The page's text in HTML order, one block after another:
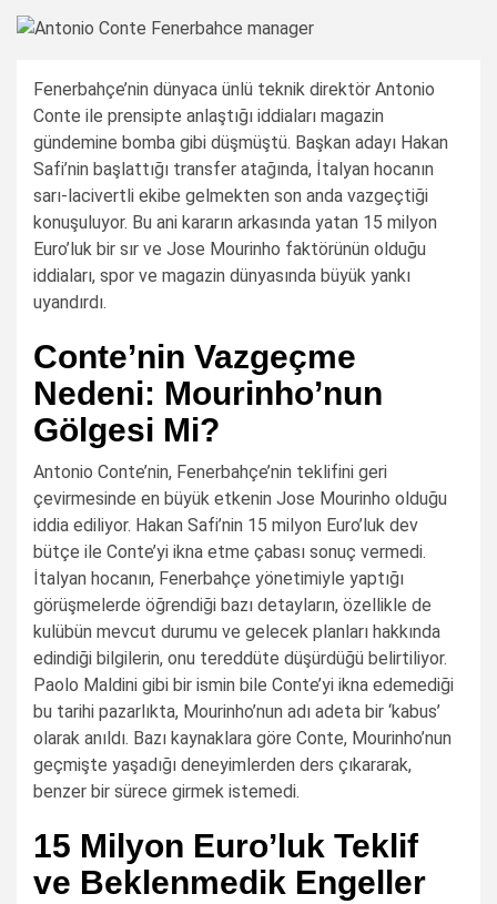
Fenerbahçe’nin dünyaca ünlü teknik direktör Antonio
Conte ile prensipte anlaştığı iddiaları magazin
gündemine bomba gibi düşmüştü. Başkan adayı Hakan
Safi’nin başlattığı transfer atağında, İtalyan hocanın
sarı-lacivertli ekibe gelmekten son anda vazgeçtiği
konuşuluyor. Bu ani kararın arkasında yatan 15 milyon
Euro’luk bir sır ve Jose Mourinho faktörünün olduğu
iddiaları, spor ve magazin dünyasında büyük yankı
uyandırdı.
Conte’nin Vazgeçme
Nedeni: Mourinho’nun
Gölgesi Mi?
Antonio Conte’nin, Fenerbahçe’nin teklifini geri
çevirmesinde en büyük etkenin Jose Mourinho olduğu
iddia ediliyor. Hakan Safi’nin 15 milyon Euro’luk dev
bütçe ile Conte’yi ikna etme çabası sonuç vermedi.
İtalyan hocanın, Fenerbahçe yönetimiyle yaptığı
görüşmelerde öğrendiği bazı detayların, özellikle de
kulübün mevcut durumu ve gelecek planları hakkında
edindiği bilgilerin, onu tereddüte düşürdüğü belirtiliyor.
Paolo Maldini gibi bir ismin bile Conte’yi ikna edemediği
bu tarihi pazarlıkta, Mourinho’nun adı adeta bir ‘kabus’
olarak anıldı. Bazı kaynaklara göre Conte, Mourinho’nun
geçmişte yaşadığı deneyimlerden ders çıkararak,
benzer bir sürece girmek istemedi.
15 Milyon Euro’luk Teklif
ve Beklenmedik Engeller